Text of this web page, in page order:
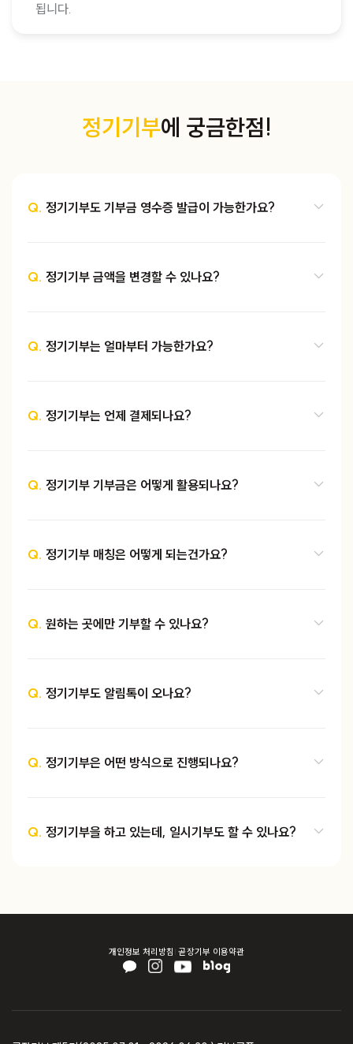
됩니다.
정기기부에 궁금한점!
Q. 정기기부도 기부금 영수증 발급이 가능한가요?
Q. 정기기부 금액을 변경할 수 있나요?
Q. 정기기부는 얼마부터 가능한가요?
Q. 정기기부는 언제 결제되나요?
Q. 정기기부 기부금은 어떻게 활용되나요?
Q. 정기기부 매칭은 어떻게 되는건가요?
Q. 원하는 곳에만 기부할 수 있나요?
Q. 정기기부도 알림톡이 오나요?
Q. 정기기부은 어떤 방식으로 진행되나요?
Q. 정기기부을 하고 있는데, 일시기부도 할 수 있나요?
개인정보 처리방침 곧장기부 이용약관